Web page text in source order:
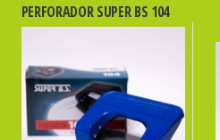
PERFORADOR SUPER BS 104